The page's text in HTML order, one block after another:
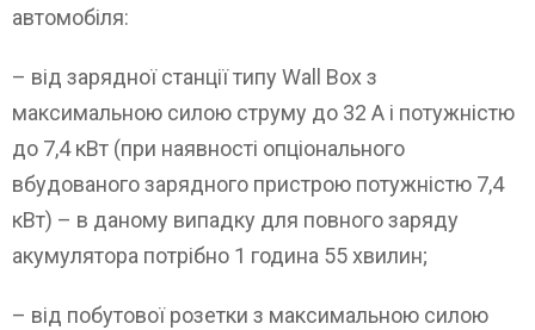
автомобіля:
– від зарядної станції типу Wall Box з
максимальною силою струму до 32 А і потужністю
до 7,4 кВт (при наявності опціонального
вбудованого зарядного пристрою потужністю 7,4
кВт) – в даному випадку для повного заряду
акумулятора потрібно 1 година 55 хвилин;
– від побутової розетки з максимальною силою